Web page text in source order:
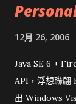
12月 26, 2006
Java SE 6 +
API，浮想聯
出 Windows